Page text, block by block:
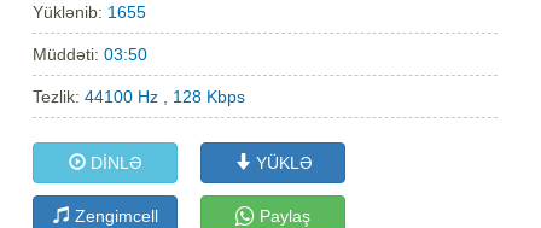
Yüklənib: 1655
Müddəti:03:50
Tezlik:44100 Hz , 128 Kbps
DİNLƏ YÜKLƏ
Zengimcell Paylaş